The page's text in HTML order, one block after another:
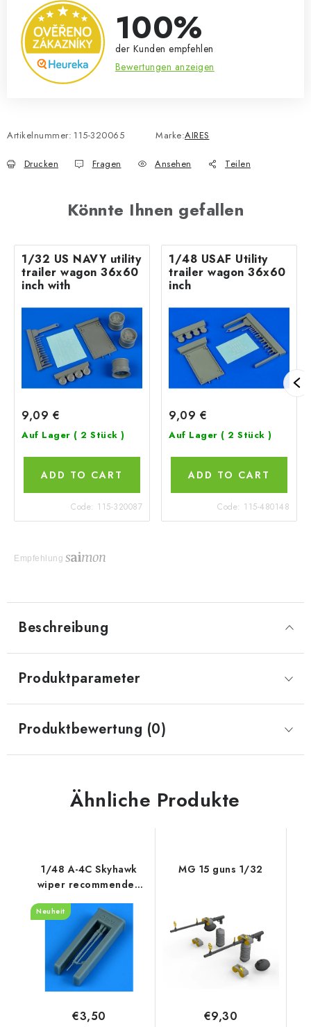
100%
der Kunden empfehlen
Bewertungen anzeigen
Artikelnummer: 115-320065 Marke:AIRES
Drucken Fragen Ansehen Teilen
Könnte Ihnen gefallen
1/32 US NAVY utility
trailer wagon 36x60
inch with
9,09 €
Auf Lager ( 2 Stück )
ADD TO CART
Code: 115-320087
1/48 USAF Utility
trailer wagon 36x60
inch
9,09 €
Auf Lager ( 2 Stück )
ADD TO CART
Code: 115-480148
Empfehlung
Beschreibung
Produktparameter
Produktbewertung (0)
Ähnliche Produkte
1/48 A-4C Skyhawk
wiper recommended
for Hobby Boss
Neuheit
€3,50
MG 15 guns 1/32
€9,30